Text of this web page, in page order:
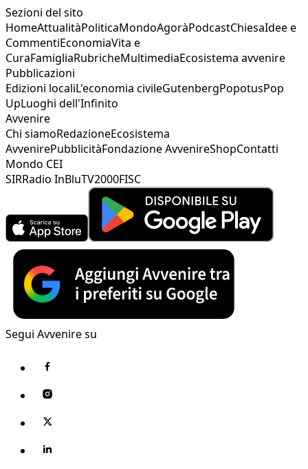
Sezioni del sito
HomeAttualitàPoliticaMondoAgoràPodcastChiesaIdee e
CommentiEconomiaVita e
CuraFamigliaRubricheMultimediaEcosistema avvenire
Pubblicazioni
Edizioni localiL'economia civileGutenbergPopotusPop
UpLuoghi dell'Infinito
Avvenire
Chi siamoRedazioneEcosistema
AvvenirePubblicitàFondazione AvvenireShopContatti
Mondo CEI
SIRRadio InBluTV2000FISC
Segui Avvenire su